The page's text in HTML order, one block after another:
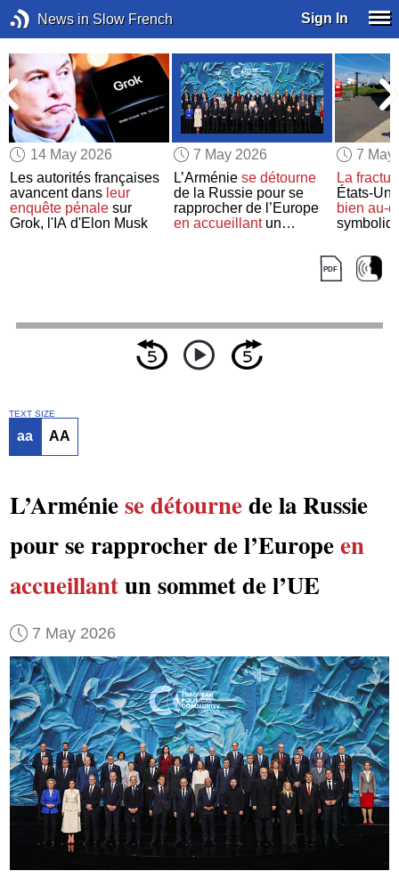
News in Slow French Sign In
14 May 2026
Les autorités françaises
avancent dans leur
enquête pénale sur
Grok, l'IA d'Elon Musk
7 May 2026
L’Arménie se détourne
de la Russie pour se
rapprocher de l’Europe
en accueillantun
7 May
La
bien
TEXT SIZE
aa AA
L’Arméniese détournede la Russie
pour se rapprocher de l’Europeen
accueillantun sommet de l’UE
7 May 2026